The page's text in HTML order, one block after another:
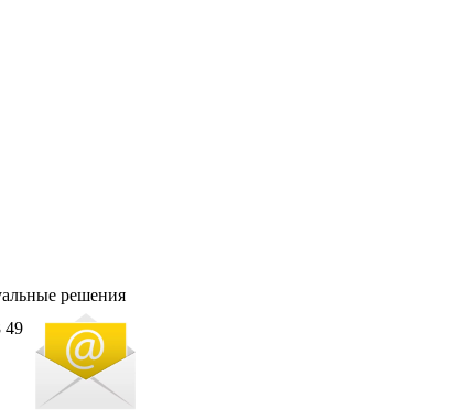
решения
49